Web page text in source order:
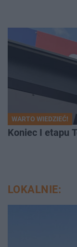
WARTO WIEDZIEĆ!
Koniec I etapu
LOKALNIE: